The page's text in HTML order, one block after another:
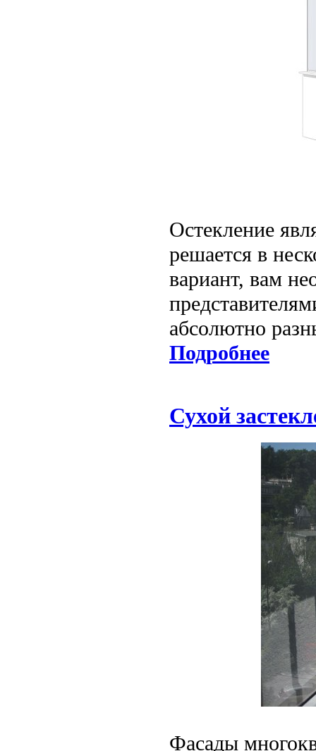
Остекление
решается в
вариант, вам
абсолютно
Подробнее
Сухой
Фасады